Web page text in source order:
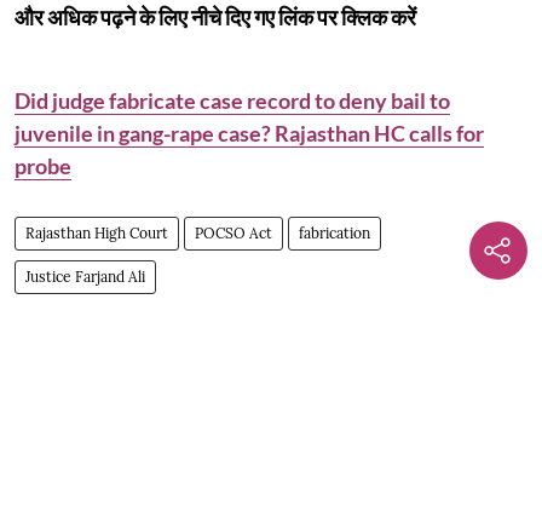
और अधिक पढ़ने के लिए नीचे दिए गए लिंक पर क्लिक करें
Did judge fabricate case record to deny bail to
juvenile in gang-rape case? Rajasthan HC calls for
probe
Rajasthan High Court POCSO Act fabrication
Justice Farjand Ali